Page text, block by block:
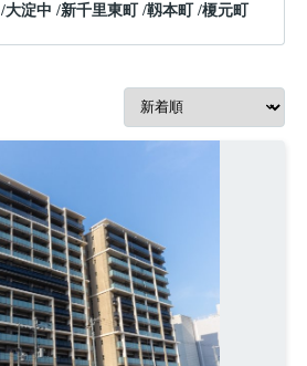
/大淀中 /新千里東町/靱本町/榎元町